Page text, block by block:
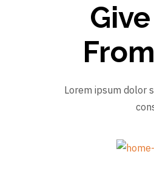
Lorem ipsum dolor